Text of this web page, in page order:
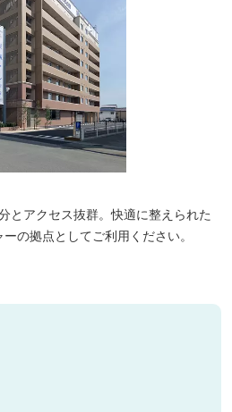
とアクセス抜群。快適に整えられた
の拠点としてご利用ください。